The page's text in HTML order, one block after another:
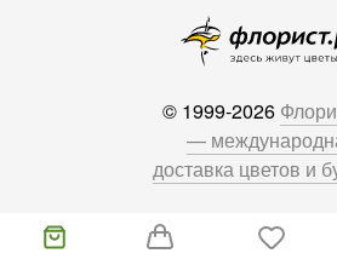
© 1999-2026
—
доставка цветов и